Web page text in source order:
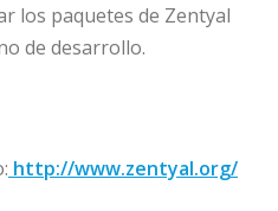
los paquetes de Zentyal
de desarrollo.
http://www.zentyal.org/